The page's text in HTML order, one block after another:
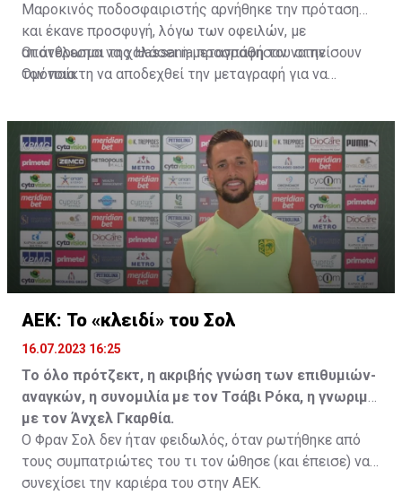
Μαροκινός ποδοσφαιριστής αρνήθηκε την πρόταση
και έκανε προσφυγή, λόγω των οφειλών, με
αποτέλεσμα να χαλάσει η μεταγραφή του στην
Ομόνοια.
Οι άνθρωποι της Hassania προσπάθησαν να πείσουν
τον παίκτη να αποδεχθεί την μεταγραφή για να
μετακίνησή του, αλλά ο παίκτης αρνήθηκε και επέμεινε
να λύσει το συμβόλαιό του, ώστε να μετακομίσει
ελεύθερα σε οποιαδήποτε νέα ομάδα το τρέχον
καλοκαίρι.
ΑΕΚ: Το «κλειδί» του Σολ
16.07.2023 16:25
Το όλο πρότζεκτ, η ακριβής γνώση των επιθυμιών-
αναγκών, η συνομιλία με τον Τσάβι Ρόκα, η γνωριμία
με τον Άνχελ Γκαρθία.
Ο Φραν Σολ δεν ήταν φειδωλός, όταν ρωτήθηκε από
τους συμπατριώτες του τι τον ώθησε (και έπεισε) να
συνεχίσει την καριέρα του στην ΑΕΚ.